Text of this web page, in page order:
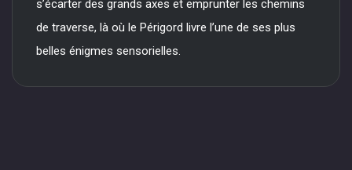
s’écarter des grands axes et emprunter les chemins
de traverse, là où le Périgord livre l’une de ses plus
belles énigmes sensorielles.